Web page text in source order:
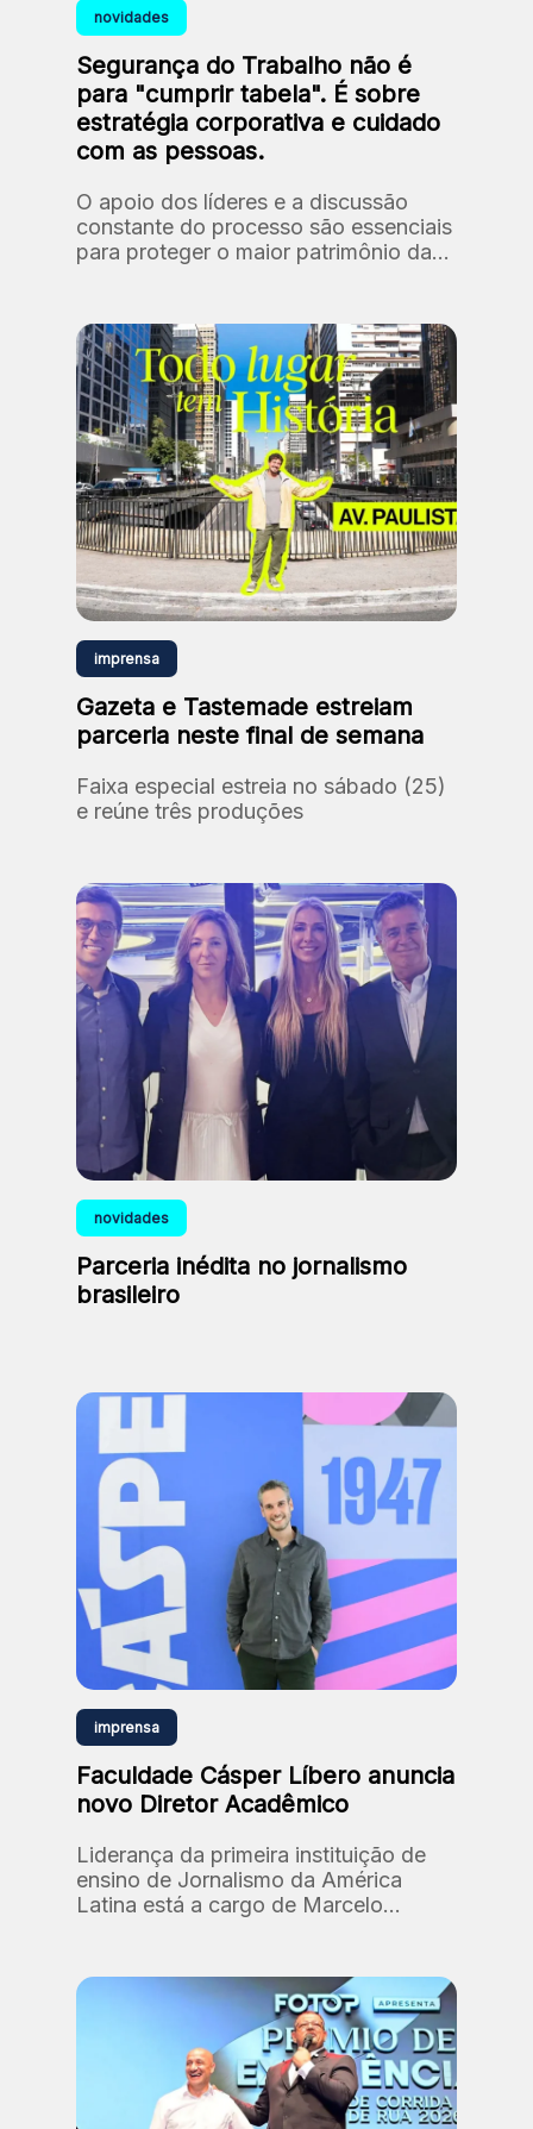
novidades
Segurança do Trabalho não é
para "cumprir tabela". É sobre
estratégia corporativa e cuidado
com as pessoas.
O apoio dos líderes e a discussão
constante do processo são essenciais
para proteger o maior patrimônio da
imprensa
Gazeta e Tastemade estreiam
parceria neste final de semana
Faixa especial estreia no sábado (25)
e reúne três produções
novidades
Parceria inédita no jornalismo
brasileiro
imprensa
Faculdade Cásper Líbero anuncia
novo Diretor Acadêmico
Liderança da primeira instituição de
ensino de Jornalismo da América
Latina está a cargo de Marcelo